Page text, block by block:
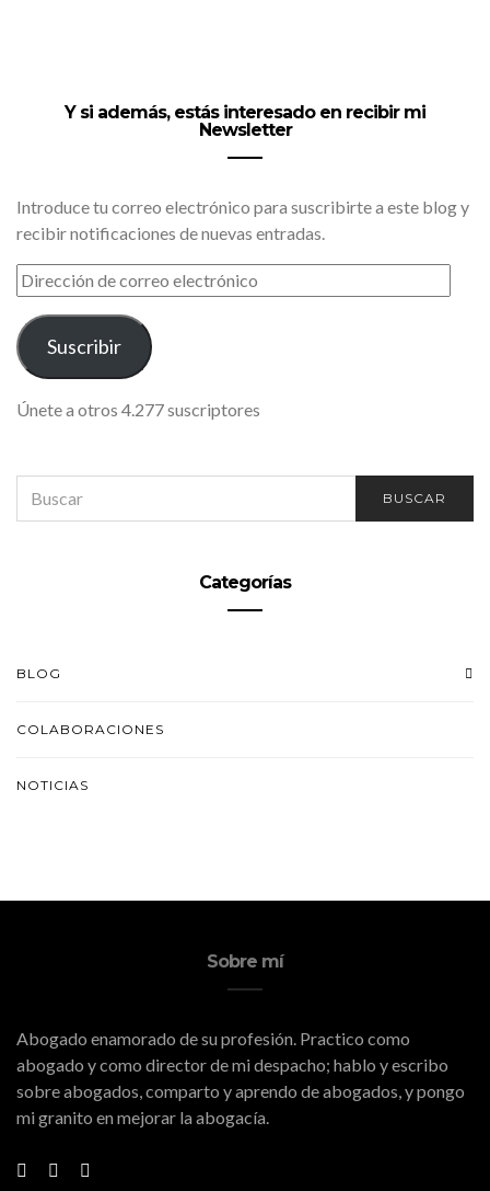
Y si además, estás interesado en recibir mi
Newsletter
Introduce tu correo electrónico para suscribirte a este blog y
recibir notificaciones de nuevas entradas.
DIRECCIÓN
DE
CORREO
ELECTRÓNICO
Suscribir
Únete a otros 4.277 suscriptores
FOR:
BUSCAR
Categorías
BLOG
COLABORACIONES
NOTICIAS
Sobre mí
Abogado enamorado de su profesión. Practico como
abogado y como director de mi despacho; hablo y escribo
sobre abogados, comparto y aprendo de abogados, y pongo
mi granito en mejorar la abogacía.